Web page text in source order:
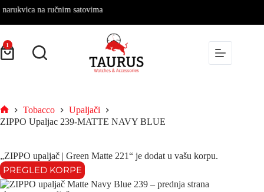
na ručnim satovima
1
Tobacco
Upaljači
ZIPPO Upaljac 239-MATTE NAVY BLUE
„ZIPPO upaljač | Green Matte 221“ je dodat u vašu korpu.
PREGLED KORPE